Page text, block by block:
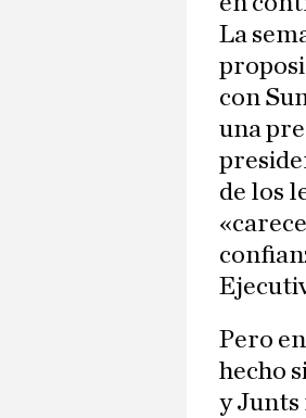
La
con
una
de los
Pero
hecho
y Junts